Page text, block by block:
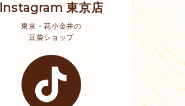
Instagram 東京店
東京・花小金井の
豆柴ショップ